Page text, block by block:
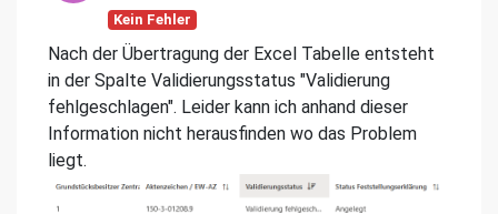
Kein Fehler
Nach der Übertragung der Excel Tabelle entsteht
in der Spalte Validierungsstatus "Validierung
fehlgeschlagen". Leider kann ich anhand dieser
Information nicht herausfinden wo das Problem
liegt.